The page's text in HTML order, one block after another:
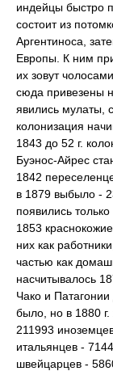
индейцы быстро
состоит из
Аргентиноса,
Европы. К ним
их зовутчолосами
сюда привезены
явились мулаты,
колонизация
1843 до 52 г.
Буэнос-Айрес
1842
в 1879 выбыло -
появились
1853
них как
частью как
насчитывалось
Чако и
было, но в 1880
211993
итальянцев -
швейцарцев -